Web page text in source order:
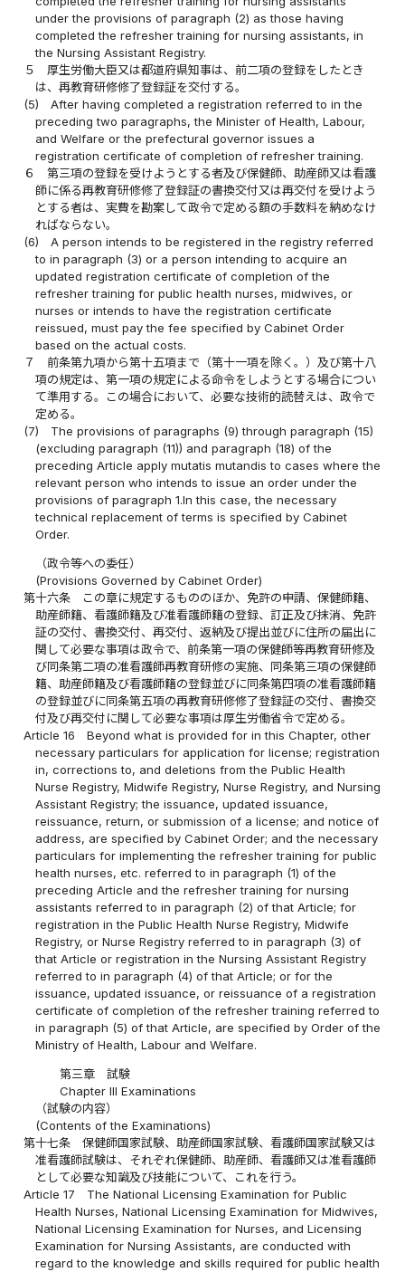
under the provisions of paragraph (2) as those having
completed the refresher training for nursing assistants, in
the Nursing Assistant Registry.
５
厚生労働大臣又は都道府県知事は、前二項の登録をしたとき
は、再教育研修修了登録証を交付する。
(5)
After having completed a registration referred to in the
preceding two paragraphs, the Minister of Health, Labour,
and Welfare or the prefectural governor issues a
registration certificate of completion of refresher training.
６
第三項の登録を受けようとする者及び保健師、助産師又は看護
師に係る再教育研修修了登録証の書換交付又は再交付を受けよう
とする者は、実費を勘案して政令で定める額の手数料を納めなけ
ればならない。
(6)
A person intends to be registered in the registry referred
to in paragraph (3) or a person intending to acquire an
updated registration certificate of completion of the
refresher training for public health nurses, midwives, or
nurses or intends to have the registration certificate
reissued, must pay the fee specified by Cabinet Order
based on the actual costs.
７
前条第九項から第十五項まで（第十一項を除く。）及び第十八
項の規定は、第一項の規定による命令をしようとする場合につい
て準用する。この場合において、必要な技術的読替えは、政令で
定める。
(7)
The provisions of paragraphs (9) through paragraph (15)
(excluding paragraph (11)) and paragraph (18) of the
preceding Article apply mutatis mutandis to cases where the
relevant person who intends to issue an order under the
provisions of paragraph 1.In this case, the necessary
technical replacement of terms is specified by Cabinet
Order.
（政令等への委任）
(Provisions Governed by Cabinet Order)
第十六条
この章に規定するもののほか、免許の申請、保健師籍、
助産師籍、看護師籍及び准看護師籍の登録、訂正及び抹消、免許
証の交付、書換交付、再交付、返納及び提出並びに住所の届出に
関して必要な事項は政令で、前条第一項の保健師等再教育研修及
び同条第二項の准看護師再教育研修の実施、同条第三項の保健師
籍、助産師籍及び看護師籍の登録並びに同条第四項の准看護師籍
の登録並びに同条第五項の再教育研修修了登録証の交付、書換交
付及び再交付に関して必要な事項は厚生労働省令で定める。
Article 16
Beyond what is provided for in this Chapter, other
necessary particulars for application for license; registration
in, corrections to, and deletions from the Public Health
Nurse Registry, Midwife Registry, Nurse Registry, and Nursing
Assistant Registry; the issuance, updated issuance,
reissuance, return, or submission of a license; and notice of
address, are specified by Cabinet Order; and the necessary
particulars for implementing the refresher training for public
health nurses, etc. referred to in paragraph (1) of the
preceding Article and the refresher training for nursing
assistants referred to in paragraph (2) of that Article; for
registration in the Public Health Nurse Registry, Midwife
Registry, or Nurse Registry referred to in paragraph (3) of
that Article or registration in the Nursing Assistant Registry
referred to in paragraph (4) of that Article; or for the
issuance, updated issuance, or reissuance of a registration
certificate of completion of the refresher training referred to
in paragraph (5) of that Article, are specified by Order of the
Ministry of Health, Labour and Welfare.
第三章 試験
Chapter III Examinations
（試験の内容）
(Contents of the Examinations)
第十七条
保健師国家試験、助産師国家試験、看護師国家試験又は
准看護師試験は、それぞれ保健師、助産師、看護師又は准看護師
として必要な知識及び技能について、これを行う。
Article 17
The National Licensing Examination for Public
Health Nurses, National Licensing Examination for Midwives,
National Licensing Examination for Nurses, and Licensing
Examination for Nursing Assistants, are conducted with
regard to the knowledge and skills required for public health